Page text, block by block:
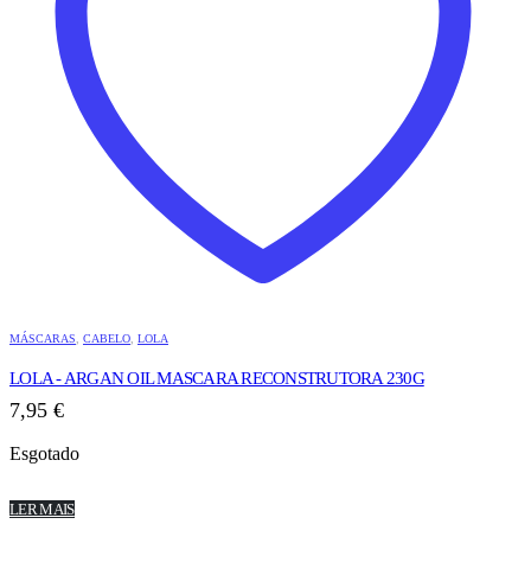
MÁSCARAS CABELO LOLA
LOLA - ARGAN OIL MASCARA RECONSTRUTORA 230G
7,95 €
Esgotado
LER MAIS